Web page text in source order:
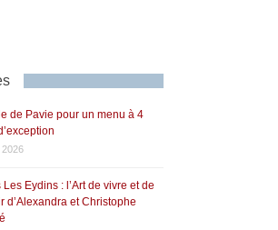
de Pavie pour un menu à 4
2026
Les Eydins : l’Art de vivre et de
d’Alexandra et Christophe